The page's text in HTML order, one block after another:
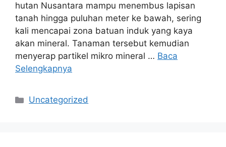
hutan Nusantara mampu menembus lapisan
tanah hingga puluhan meter ke bawah, sering
kali mencapai zona batuan induk yang kaya
akan mineral. Tanaman tersebut kemudian
menyerap partikel mikro mineral … Baca
Selengkapnya
Kategori
Uncategorized